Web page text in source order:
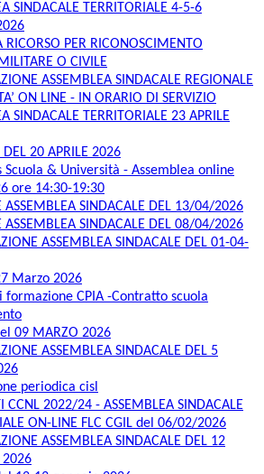
SINDACALE TERRITORIALE 4-5-6
RICORSO PER RICONOSCIMENTO
O CIVILE
ASSEMBLEA SINDACALE REGIONALE
ON LINE - IN ORARIO DI SERVIZIO
SINDACALE TERRITORIALE 23 APRILE
DEL 20 APRILE 2026
Scuola & Università - Assemblea online
ore 14:30-19:30
ASSEMBLEA SINDACALE DEL 13/04/2026
ASSEMBLEA SINDACALE DEL 08/04/2026
ASSEMBLEA SINDACALE DEL 01-04-
Marzo 2026
formazione CPIA -Contratto scuola
09 MARZO 2026
ASSEMBLEA SINDACALE DEL 5
periodica cisl
CCNL 2022/24 - ASSEMBLEA SINDACALE
ON-LINE FLC CGIL del 06/02/2026
ASSEMBLEA SINDACALE DEL 12
2026